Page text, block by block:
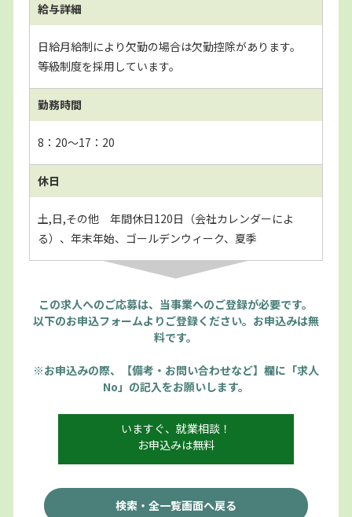
給与詳細
日給月給制により欠勤の場合は欠勤控除があります。
等級制度を採用しています。
勤務時間
8：20～17：20
休日
土,日,その他 年間休日120日（会社カレンダーによ
る）、年末年始、ゴールデンウィーク、夏季
この求人へのご応募は、当事業へのご登録が必要です。
以下のお申込フォームよりご登録ください。お申込みは無
料です。
※お申込みの際、【備考・お問い合わせなど】欄に「求人
No」の記入をお願いします。
いますぐ、就業相談！
お申込みは無料
検索・全一覧画面へ戻る